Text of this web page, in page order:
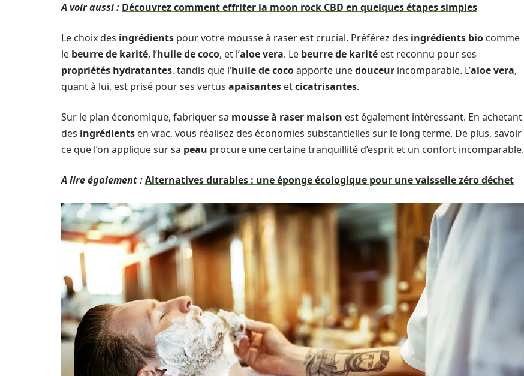
A voir aussi : Découvrez comment effriter la moon rock CBD en quelques étapes simples
Le choix des ingrédients pour votre mousse à raser est crucial. Préférez des ingrédients bio comme
le beurre de karité, l’huile de coco, et l’aloe vera. Le beurre de karité est reconnu pour ses
propriétés hydratantes, tandis que l’huile de cocoapporte unedouceur incomparable. L’aloe vera,
quant à lui, est prisé pour ses vertus apaisantes etcicatrisantes.
Sur le plan économique, fabriquer sa mousse à raser maison est également intéressant. En achetant
des ingrédients en vrac, vous réalisez des économies substantielles sur le long terme. De plus, savoir
ce que l’on applique sur sa peau procure une certaine tranquillité d’esprit et un confort incomparable.
A lire également :Alternatives durables : une éponge écologique pour une vaisselle zéro déchet